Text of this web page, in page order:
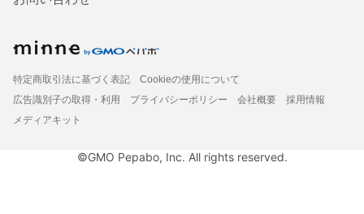
特定商取引法に基づく表記
Cookieの使用について
広告識別子の取得・利用
プライバシーポリシー 会社概要
採用情報
メディアキット
©GMO Pepabo, Inc. All rights reserved.